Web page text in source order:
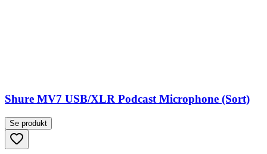
Shure MV7 USB/XLR Podcast Microphone (Sort)
Se produkt